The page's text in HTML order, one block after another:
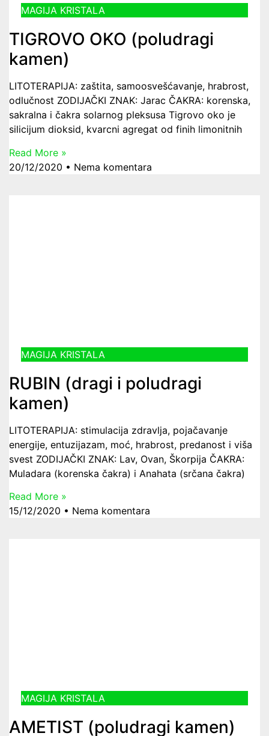
MAGIJA KRISTALA
TIGROVO OKO (poludragi
kamen)
LITOTERAPIJA: zaštita, samoosvešćavanje, hrabrost,
odlučnost ZODIJAČKI ZNAK: Jarac ČAKRA: korenska,
sakralna i čakra solarnog pleksusa Tigrovo oko je
silicijum dioksid, kvarcni agregat od finih limonitnih
Read More »
20/12/2020
Nema komentara
MAGIJA KRISTALA
RUBIN (dragi i poludragi
kamen)
LITOTERAPIJA: stimulacija zdravlja, pojačavanje
energije, entuzijazam, moć, hrabrost, predanost i viša
svest ZODIJAČKI ZNAK: Lav, Ovan, Škorpija ČAKRA:
Muladara (korenska čakra) i Anahata (srčana čakra)
Read More »
15/12/2020
Nema komentara
MAGIJA KRISTALA
AMETIST (poludragi kamen)